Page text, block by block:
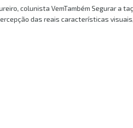
colunista VemTambém Segurar a
das reais características